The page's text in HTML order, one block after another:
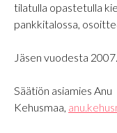
tilatulla opastetulla
pankkitalossa,
Jäsen vuodesta 2007.
Säätiön asiamies Anu
Kehusmaa,